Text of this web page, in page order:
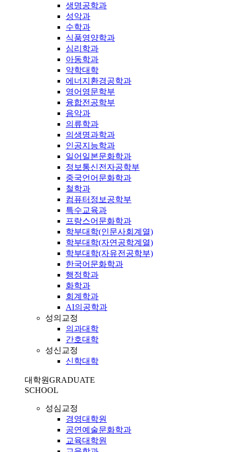
생명공학과
성악과
수학과
식품영양학과
심리학과
아동학과
약학대학
에너지환경공학과
영어영문학부
융합전공학부
음악과
의류학과
의생명과학과
인공지능학과
일어일본문화학과
정보통신전자공학부
중국언어문화학과
철학과
컴퓨터정보공학부
특수교육과
프랑스어문화학과
학부대학(인문사회계열)
학부대학(자연공학계열)
학부대학(자유전공학부)
한국어문화학과
행정학과
화학과
회계학과
AI의공학과
성의교정
의과대학
간호대학
성신교정
신학대학
대학원GRADUATE
SCHOOL
성심교정
경영대학원
공연예술문화학과
교육대학원